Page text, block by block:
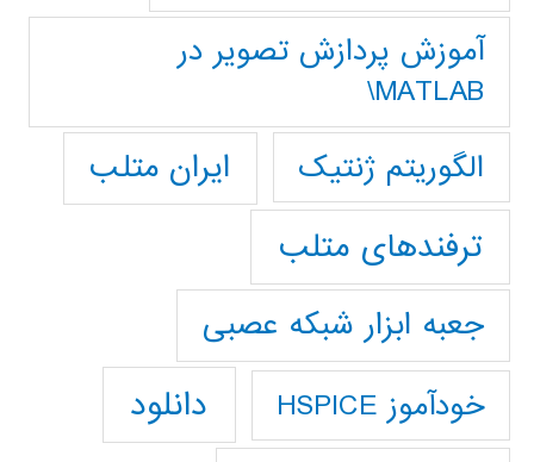
آموزش پردازش تصوير در
MATLAB\
الگوریتم ژنتیک
ایران متلب
ترفندهای متلب
جعبه ابزار شبکه عصبی
خودآموز HSPICE دانلود